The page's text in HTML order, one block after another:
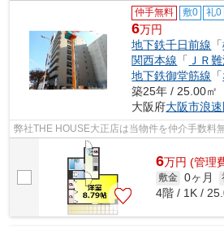
仲手無料 敷0 礼0
6万円
地下鉄千日前線 「
関西本線 「 ＪＲ
地下鉄御堂筋線 「
築25年 / 25.00㎡
大阪府大阪市浪
弊社THE HOUSE大正店は当物件を仲介手数料
6万円 (管理
敷金 0ヶ月
4階 / 1K /